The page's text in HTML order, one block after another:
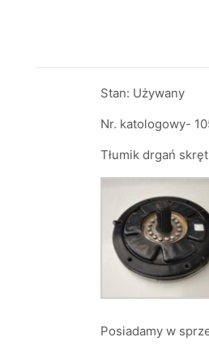
Stan: Używany
Nr. katologowy-
Tłumik drgań
Posiadamy w